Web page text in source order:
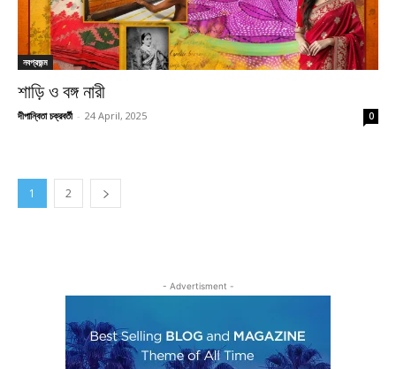
নবপ্রজন্ম
শাড়ি ও বঙ্গ নারী
দীপান্বিতা চক্রবর্তী - 24 April, 2025 0
1 2
- Advertisment -